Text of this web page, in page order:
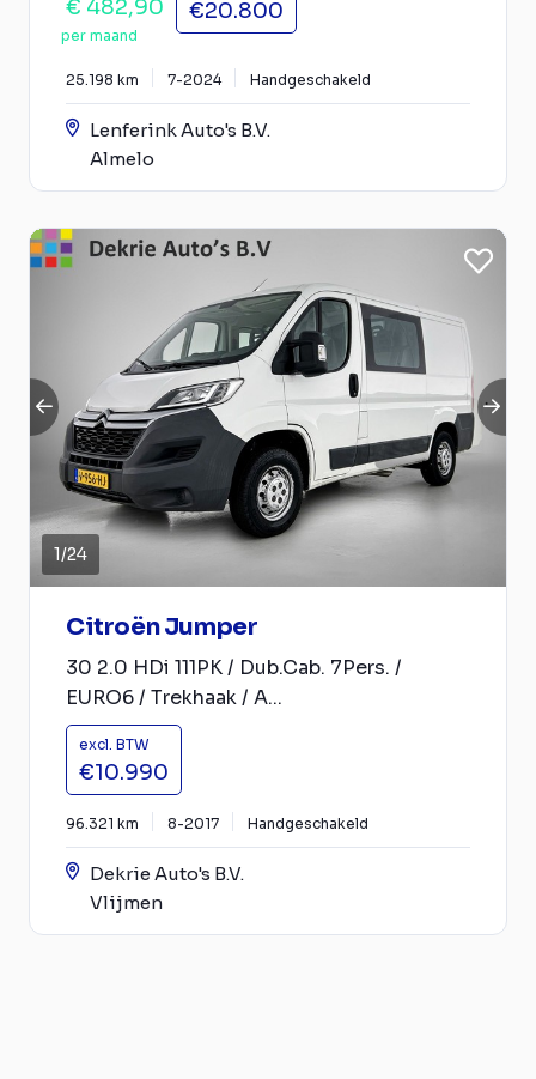
€ 482,90
per maand
€20.800
25.198 km 7-2024 Handgeschakeld
Lenferink Auto's B.V.
Almelo
1/24
Citroën Jumper
30 2.0 HDi 111PK / Dub.Cab. 7Pers. /
EURO6 / Trekhaak / A...
excl. BTW
€10.990
96.321 km 8-2017 Handgeschakeld
Dekrie Auto's B.V.
Vlijmen